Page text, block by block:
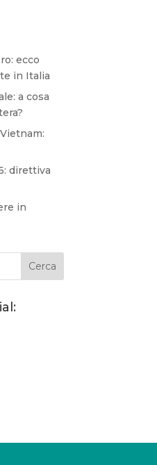
ecco
in Italia
a cosa
direttiva
in